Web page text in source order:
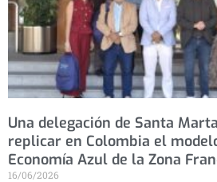
Una delegación de Santa
replicar en Colombia el
Economía Azul de la Zona
16/06/2026